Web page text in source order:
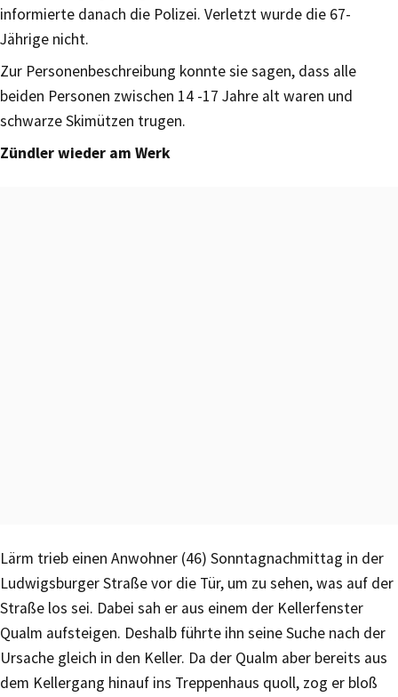
informierte danach die Polizei. Verletzt wurde die 67-
Jährige nicht.
Zur Personenbeschreibung konnte sie sagen, dass alle
beiden Personen zwischen 14 -17 Jahre alt waren und
schwarze Skimützen trugen.
Zündler wieder am Werk
Lärm trieb einen Anwohner (46) Sonntagnachmittag in der
Ludwigsburger Straße vor die Tür, um zu sehen, was auf der
Straße los sei. Dabei sah er aus einem der Kellerfenster
Qualm aufsteigen. Deshalb führte ihn seine Suche nach der
Ursache gleich in den Keller. Da der Qualm aber bereits aus
dem Kellergang hinauf ins Treppenhaus quoll, zog er bloß